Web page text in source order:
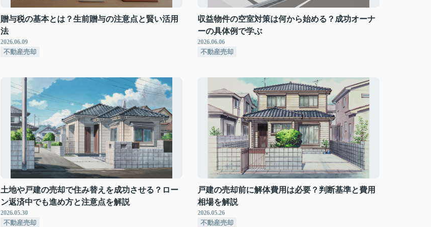
贈与税の基本とは？生前贈与の注意点と賢い活用
法
2026.06.09
不動産売却
収益物件の空室対策は何から始める？成功オーナ
ーの具体例で学ぶ
2026.06.06
不動産売却
土地や戸建の売却で住み替えを成功させる？ロー
ン返済中でも進め方と注意点を解説
2026.05.30
不動産売却
戸建の売却前に解体費用は必要？判断基準と費用
相場を解説
2026.05.26
不動産売却